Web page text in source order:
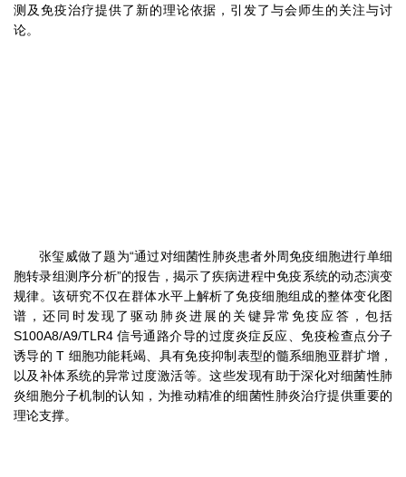
测及免疫治疗提供了新的理论依据，引发了与会师生的关注与讨
论。
张玺威做了题为“通过对细菌性肺炎患者外周免疫细胞进行单细
胞转录组测序分析”的报告，揭示了疾病进程中免疫系统的动态演变
规律。该研究不仅在群体水平上解析了免疫细胞组成的整体变化图
谱，还同时发现了驱动肺炎进展的关键异常免疫应答，包括
S100A8/A9/TLR4 信号通路介导的过度炎症反应、免疫检查点分子
诱导的 T 细胞功能耗竭、具有免疫抑制表型的髓系细胞亚群扩增，
以及补体系统的异常过度激活等。这些发现有助于深化对细菌性肺
炎细胞分子机制的认知，为推动精准的细菌性肺炎治疗提供重要的
理论支撑。